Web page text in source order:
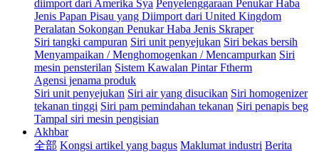
diimport dari Amerika Sya Penyelenggaraan Penukar Haba
Jenis Papan Pisau yang Diimport dari United Kingdom
Peralatan Sokongan Penukar Haba Jenis Skraper
Siri tangki campuran Siri unit penyejukan Siri bekas bersih
Menyampaikan / Menghomogenkan / Mencampurkan Siri
mesin pensterilan Sistem Kawalan Pintar Ftherm
Agensi jenama produk
Siri unit penyejukan Siri air yang disucikan Siri homogenizer
tekanan tinggi Siri pam pemindahan tekanan Siri penapis beg
Tampal siri mesin pengisian
Akhbar
全部 Kongsi artikel yang bagus Maklumat industri Berita